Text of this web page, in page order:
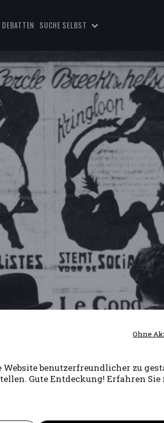
DEBATTEN SUCHE SELBST
benutzerfreundlicher zu
Gute Entdeckung! Erfahren Sie
Ohne